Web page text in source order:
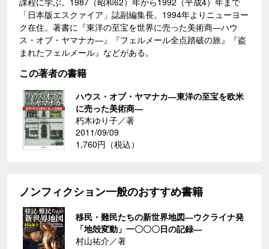
「日本版エスクァイア」誌副編集長。1994年よりニューヨー
ク在住。著書に『東洋の至宝を世界に売った美術商―ハウ
ス・オブ・ヤマナカ―』『フェルメール全点踏破の旅』『盗
まれたフェルメール』などがある。
この著者の書籍
ハウス・オブ・ヤマナカ―東洋の至宝を欧米
に売った美術商―
朽木ゆり子／著
2011/09/09
1,760円（税込）
ノンフィクション一般のおすすめ書籍
移民・難民たちの新世界地図―ウクライナ発
「地殻変動」一〇〇〇日の記録―
村山祐介／著